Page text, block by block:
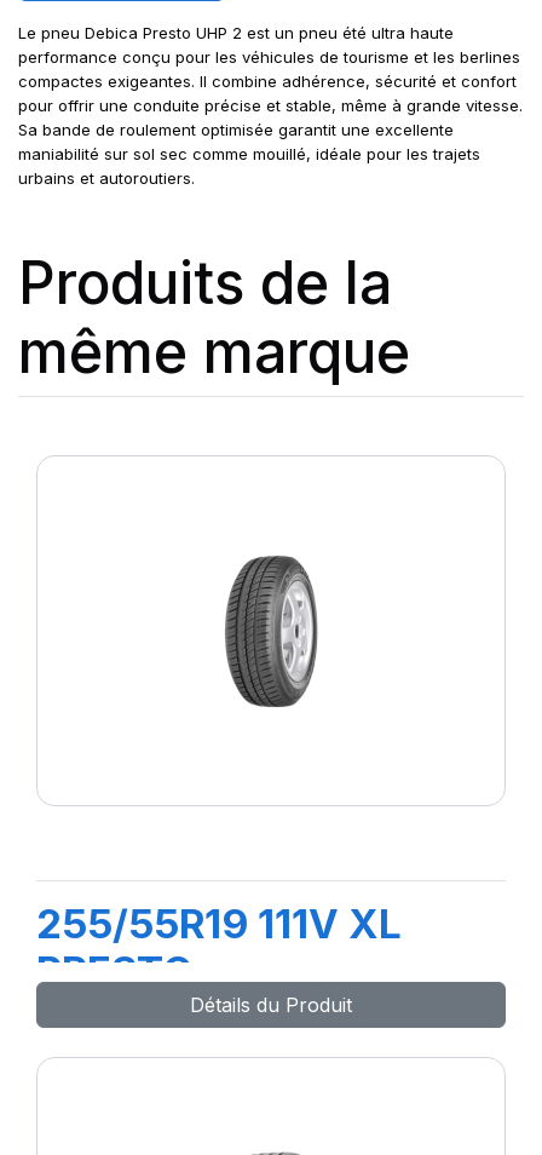
Le pneu Debica Presto UHP 2 est un pneu été ultra haute
performance conçu pour les véhicules de tourisme et les berlines
compactes exigeantes. Il combine adhérence, sécurité et confort
pour offrir une conduite précise et stable, même à grande vitesse.
Sa bande de roulement optimisée garantit une excellente
maniabilité sur sol sec comme mouillé, idéale pour les trajets
urbains et autoroutiers.
Produits de la
même marque
255/55R19 111V XL
PRESTO
Détails du Produit